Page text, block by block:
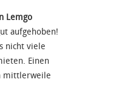
Lemgo
aufgehoben!
nicht viele
Einen
mittlerweile